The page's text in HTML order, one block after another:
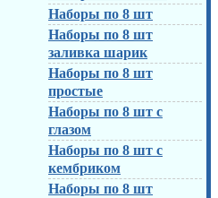
Наборы по 8 шт
Наборы по 8 шт
заливка шарик
Наборы по 8 шт
простые
Наборы по 8 шт с
глазом
Наборы по 8 шт с
кембриком
Наборы по 8 шт